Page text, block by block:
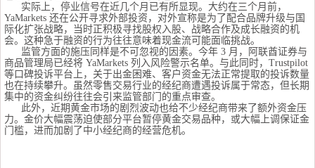
实际上，停业信号在近几个月已有所显现。大约在三个月前，
YaMarkets 还在公开寻求外部投资，对外宣称是为了配合品牌升级与国
际化扩张战略，当时正积极寻找股权入股、战略合作及成长融资的机
会。这种急于融资的行为往往意味着现金流可能面临挑战。
监管方面的施压同样是不可忽视的因素。今年 3 月，阿联酋证券与
商品管理局已经将 YaMarkets 列入风险警示名单。与此同时，Trustpilot
等口碑投诉平台上，关于出金困难、客户资金无法正常提取的投诉数量
也在持续攀升。虽然零售交易行业的经纪商遭遇投诉属于常态，但长期
集中的资金纠纷往往会引来监管部门的重点审查。
此外，近期黄金市场的剧烈波动也给不少经纪商带来了额外资金压
力。金价大幅震荡迫使部分平台暂停黄金交易品种，或大幅上调保证金
门槛，进而加剧了中小经纪商的经营危机。